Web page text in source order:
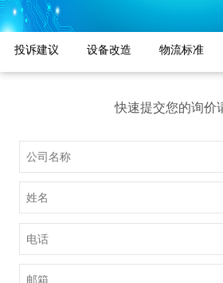
投诉建议 设备改造 物流标准
快速提交您的询价